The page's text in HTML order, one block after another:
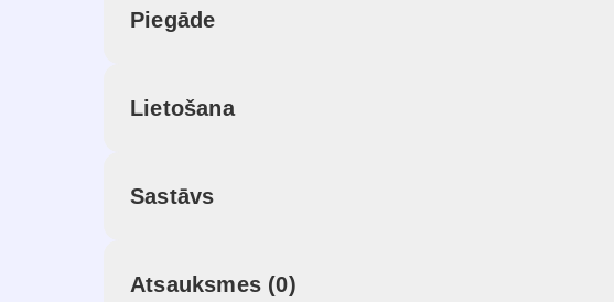
Piegāde
Lietošana
Sastāvs
Atsauksmes (0)